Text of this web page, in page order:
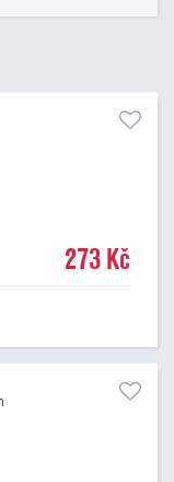
273 Kč